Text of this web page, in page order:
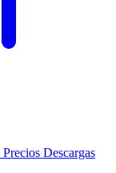
Precios Descargas